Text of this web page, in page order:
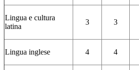
Lingua e cultura
latina
3 3
Lingua inglese 4 4